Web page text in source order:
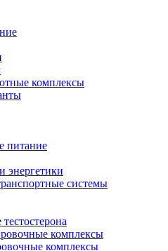
комплексы
питание
энергетики
системы
комплексы
комплексы